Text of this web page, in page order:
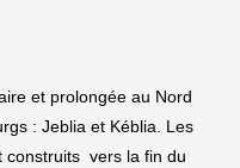
et prolongée au Nord
: Jeblia et Kéblia. Les
construits vers la fin du